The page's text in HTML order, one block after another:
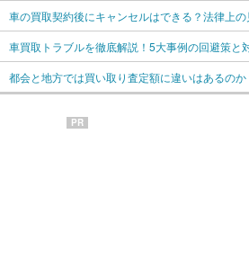
車の買取契約後にキャンセルはできる？法律上
車買取トラブルを徹底解説！5大事例の回避策と
都会と地方では買い取り査定額に違いはあるのか
PR